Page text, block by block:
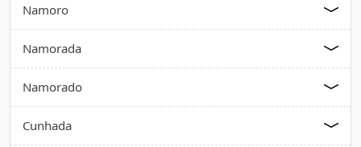
Namoro
Namorada
Namorado
Cunhada